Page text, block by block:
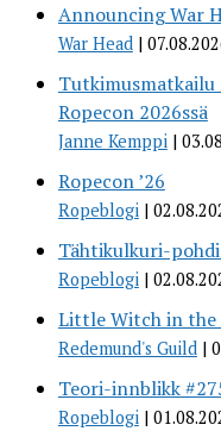
Announcing War
War Head
Ropecon 2026ssä
Janne Kemppi
Ropecon ’26
Ropeblogi
Tähtikulkuri-
Ropeblogi
Little Witch in the
Redemund's Guild
Teori-innblikk
Ropeblogi